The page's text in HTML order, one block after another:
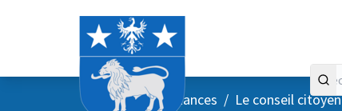
AccueilMenu principal
/ Vos instances / Le conseil citoyen